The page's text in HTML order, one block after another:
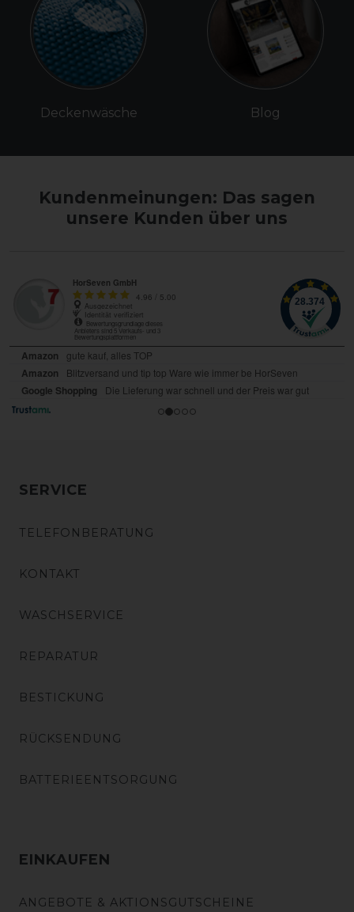
Deckenwäsche Blog
Kundenmeinungen: Das sagen
unsere Kunden über uns
SERVICE
TELEFONBERATUNG
KONTAKT
WASCHSERVICE
REPARATUR
BESTICKUNG
RÜCKSENDUNG
BATTERIEENTSORGUNG
EINKAUFEN
ANGEBOTE & AKTIONSGUTSCHEINE